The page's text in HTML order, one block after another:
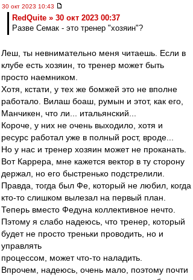
30 окт 2023 10:43
RedQuite » 30 окт 2023 00:37
Разве Семак - это тренер "хозяин"?
Леш, ты невнимательно меня читаешь. Если в
клубе есть хозяин, то тренер может быть
просто наемником.
Хотя, кстати, у тех же бомжей это не вполне
работало. Вилаш боаш, румын и этот, как его,
Манчикен, что ли... итальянский...
Короче, у них не очень выходило, хотя и
ресурс работал уже в полный рост, вроде...
Но у нас и тренер хозяин может не проканать.
Вот Каррера, мне кажется вектор в ту сторону
держал, но его быстренько подстрелили.
Правда, тогда был Фе, который не любил, когда
кто-то слишком вылезал на первый план.
Теперь вместо Федуна коллективное нечто.
Пэтому я слабо надеюсь, что тренер, который
будет не просто треньки проводить, но и
управлять
процессом, может что-то наладить.
Впрочем, надеюсь, очень мало, поэтому почти